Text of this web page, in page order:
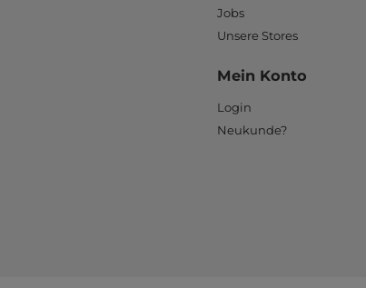
Jobs
Unsere Stores
Mein Konto
Login
Neukunde?